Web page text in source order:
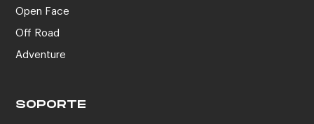
Open Face
Off Road
Adventure
SOPORTE